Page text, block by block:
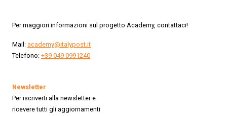
Per maggiori informazioni sul progetto Academy, contattaci!
Mail: academy@italypost.it
Telefono: +39 049 0991240
Newsletter
Per iscriverti alla newsletter e
ricevere tutti gli aggiornamenti